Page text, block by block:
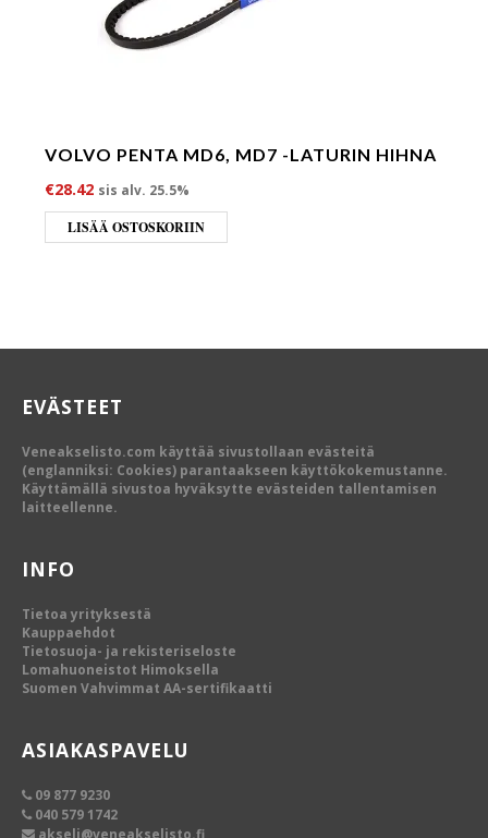
VOLVO PENTA MD6, MD7 -LATURIN HIHNA
€28.42 sis alv. 25.5%
LISÄÄ OSTOSKORIIN
EVÄSTEET
Veneakselisto.com käyttää sivustollaan evästeitä
(englanniksi: Cookies) parantaakseen käyttökokemustanne.
Käyttämällä sivustoa hyväksytte evästeiden tallentamisen
laitteellenne.
INFO
Tietoa yrityksestä
Kauppaehdot
Tietosuoja- ja rekisteriseloste
Lomahuoneistot Himoksella
Suomen Vahvimmat AA-sertifikaatti
ASIAKASPAVELU
09 877 9230
040 579 1742
akseli@veneakselisto.fi